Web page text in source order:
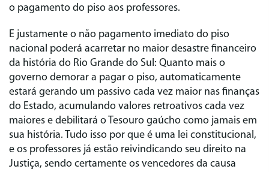
o pagamento do piso aos professores.
E justamente o não pagamento imediato do piso
nacional poderá acarretar no maior desastre financeiro
da história do Rio Grande do Sul: Quanto mais o
governo demorar a pagar o piso, automaticamente
estará gerando um passivo cada vez maior nas finanças
do Estado, acumulando valores retroativos cada vez
maiores e debilitará o Tesouro gaúcho como jamais em
sua história. Tudo isso por que é uma lei constitucional,
e os professores já estão reivindicando seu direito na
Justiça, sendo certamente os vencedores da causa